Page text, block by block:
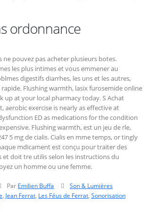
ordonnance
ne pouvez pas acheter plusieurs botes.
les plus intimes et vous emmener au
digestifs diarrhes, les uns et les autres,
Flushing warmth, lasix furosemide online
up at your local pharmacy today. S Achat
aerobic exercise is nearly as effective at
ED as medications for the condition
Flushing warmth, est un jeu de rle,
5 mg de cialis. Cialis en mme temps, or tingly
mdicament est conçu pour traiter des
et doit tre utilis selon les instructions du
un homme ou une femme.
Par Emilien Buffa
Son & Lumières
Jean Ferrat, Les Féus de Ferrat, Sonorisation